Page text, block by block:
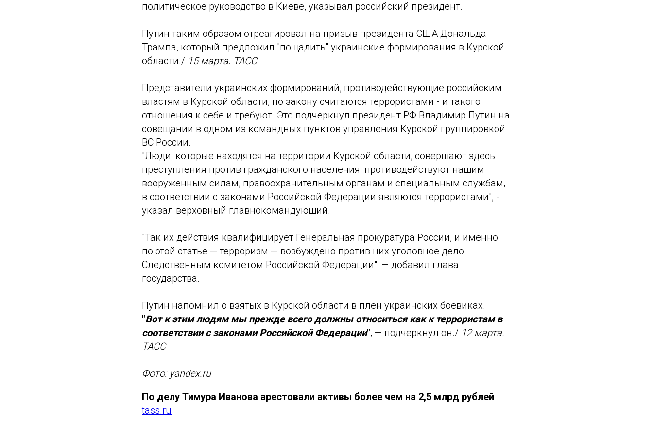
политическое руководство в Киеве, указывал российский президент.
Путин таким образом отреагировал на призыв президента США Дональда
Трампа, который предложил "пощадить" украинские формирования в Курской
области./ 15 марта. ТАСС
Представители украинских формирований, противодействующие российским
властям в Курской области, по закону считаются террористами - и такого
отношения к себе и требуют. Это подчеркнул президент РФ Владимир Путин на
совещании в одном из командных пунктов управления Курской группировкой
ВС России.
"Люди, которые находятся на территории Курской области, совершают здесь
преступления против гражданского населения, противодействуют нашим
вооруженным силам, правоохранительным органам и специальным службам,
в соответствии с законами Российской Федерации являются террористами", -
указал верховный главнокомандующий.
"Так их действия квалифицирует Генеральная прокуратура России, и именно
по этой статье — терроризм — возбуждено против них уголовное дело
Следственным комитетом Российской Федерации", — добавил глава
государства.
Путин напомнил о взятых в Курской области в плен украинских боевиках.
"Вот к этим людям мы прежде всего должны относиться как к террористам в
соответствии с законами Российской Федерации", — подчеркнул он./ 12 марта.
ТАСС
Фото: yandex.ru
По делу Тимура Иванова арестовали активы более чем на 2,5 млрд рублей
tass.ru